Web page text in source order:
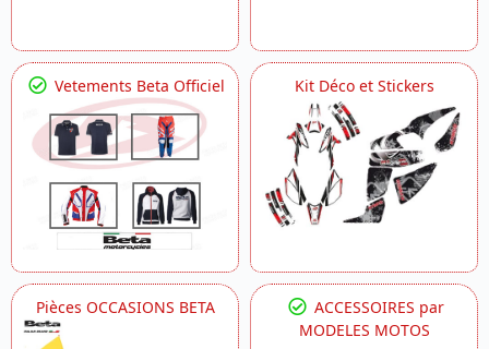
Vetements Beta Officiel Kit Déco et Stickers
Pièces OCCASIONS BETA
ACCESSOIRES par
MODELES MOTOS